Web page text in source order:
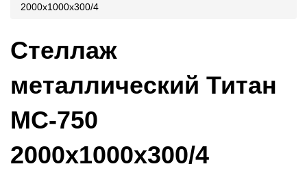
2000х1000х300/4
Стеллаж
металлический Титан
МС-750
2000х1000х300/4